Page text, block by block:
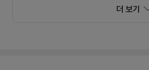
더 보기